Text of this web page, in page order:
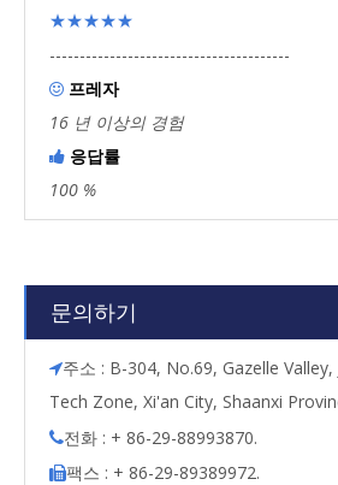
★★★★★
----------------------------------------
 프레자
16 년 이상의 경험
 응답률
100 %
문의하기
주소 : B-304, No.69, Gazelle
Tech Zone, Xi'an City, Shaanxi
전화 : + 86-29-88993870.
팩스 : + 86-29-89389972.